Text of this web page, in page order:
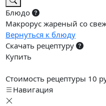
Блюдо
Макрорус жареный со
Вернуться к блюду
Скачать рецептуру
Купить
Стоимость рецептуры 10
Навигация